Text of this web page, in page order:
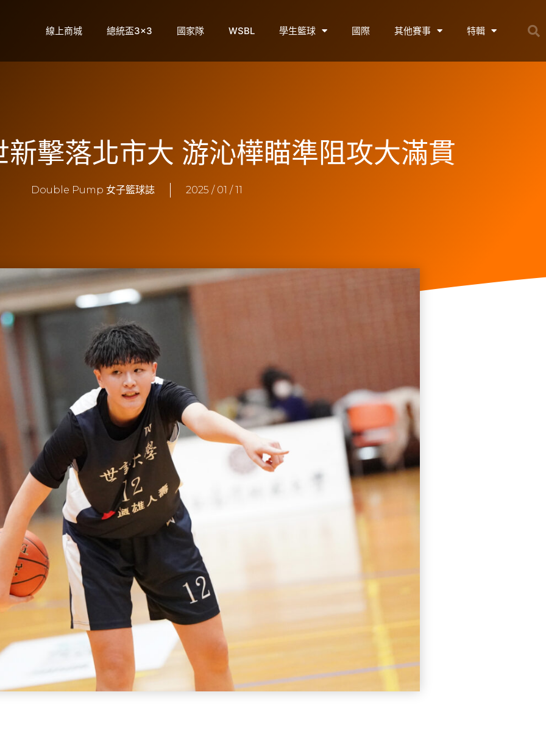
線上商城 總統盃3×3 國家隊 WSBL 學生籃球 國際 其他賽事 特輯
新擊落北市大 游沁樺瞄準阻攻大滿貫
Double Pump 女子籃球誌 2025 / 01 / 11